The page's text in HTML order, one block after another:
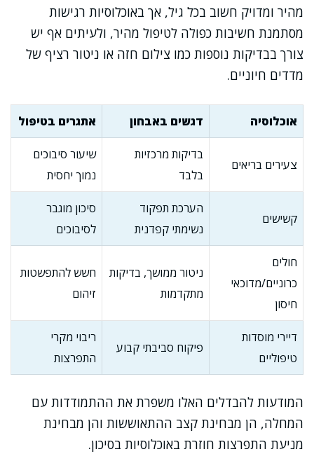
מהיר ומדויק חשוב בכל גיל, אך באוכלוסיות רגישות
מסתמנת חשיבות כפולה לטיפול מהיר, ולעיתים אף יש
צורך בבדיקות נוספות כמו צילום חזה או ניטור רציף של
מדדים חיוניים.
אוכלוסיה דגשים באבחון אתגרים בטיפול
צעירים בריאים
בדיקות מרכזיות
בלבד
שיעור סיבוכים
נמוך יחסית
קשישים
הערכת תפקוד
נשימתי קפדנית
סיכון מוגבר
לסיבוכים
חולים
כרוניים/מדוכאי
חיסון
ניטור ממושך, בדיקות
מתקדמות
חשש להתפשטות
זיהום
דיירי מוסדות
טיפוליים
פיקוח סביבתי קבוע
ריבוי מקרי
התפרצות
המודעות להבדלים האלו משפרת את ההתמודדות עם
המחלה, הן מבחינת קצב ההתאוששות והן מבחינת
מניעת התפרצות חוזרת באוכלוסיות בסיכון.